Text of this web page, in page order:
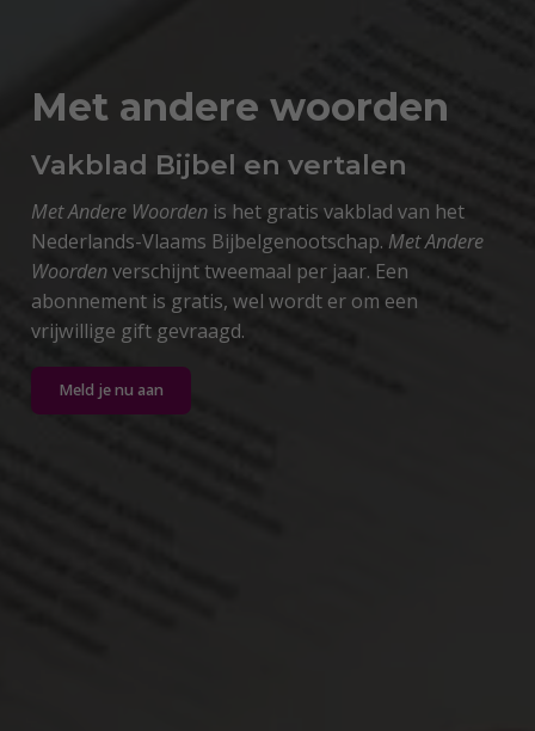
Met andere woorden
Vakblad Bijbel en vertalen
Met Andere Woorden is het gratis vakblad van het
Nederlands-Vlaams Bijbelgenootschap. Met Andere
Woordenverschijnt tweemaal per jaar. Een
abonnement is gratis, wel wordt er om een
vrijwillige gift gevraagd.
Meld je nu aan